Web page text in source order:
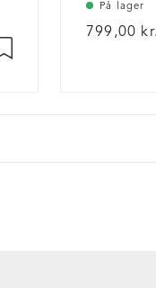
På lager
799,00 kr.